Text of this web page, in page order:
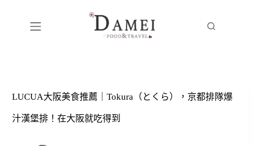
LUCUA大阪美食推薦｜Tokura（とくら），京都排隊爆
汁漢堡排！在大阪就吃得到